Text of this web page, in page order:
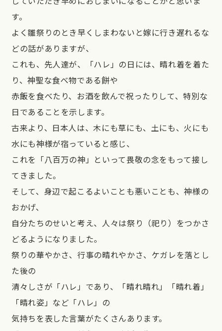
す。
よく雛祭りのとき早くしまわないと嫁に行き遅れるな
どの話がありますが、
これも、先人達が、「ハレ」の日には、晴れ着を着た
り、神聖な食べ物である餅や
赤飯を食べたり、お酒を飲んで祝ったりして、特別な
日であることを示します。
古来より、日本人は、木にも草にも、土にも、火にも
水にも神様が宿っていると感じ、
これを「八百万の神」といって畏敬の念をもって接し
てきました。
そして、身辺で起こるよいことも悪いことも、神様の
おかげ、
自分たちのせいと考え、人々は祭り（祀り）をつかさ
どるようになりました。
祭りの華やかさ、行事の晴れやかさ、ケガレを落とし
た後の
清々しさが「ハレ」であり、「晴れ晴れ」「晴れ着」
「晴れ姿」など「ハレ」の
気持ちを表した言葉がたくさんあります。